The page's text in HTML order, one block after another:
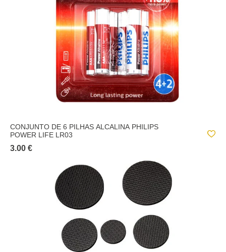
CONJUNTO DE 6 PILHAS ALCALINA PHILIPS
POWER LIFE LR03
3.00 €